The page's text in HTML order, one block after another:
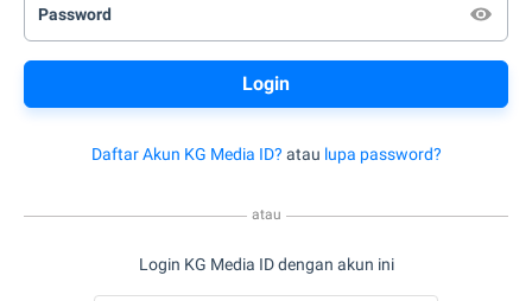
Password
Daftar Akun KG Media ID? atau lupa password?
atau
Login KG Media ID dengan akun ini